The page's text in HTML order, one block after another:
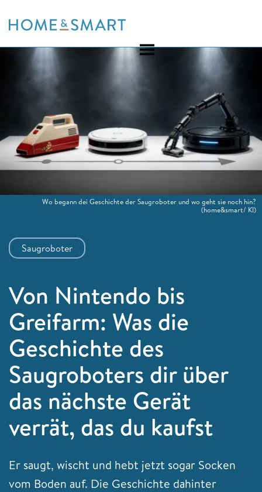
to
Saugroboter
Von Nintendo bis
Greifarm: Was die
Geschichte des
Saugroboters dir über
das nächste Gerät
verrät, das du kaufst
Er saugt, wischt und hebt jetzt sogar Socken
vom Boden auf. Die Geschichte dahinter
Wo begann dei Geschichte der Saugroboter und wo geht sie noch hin?
(home&smart/ KI)